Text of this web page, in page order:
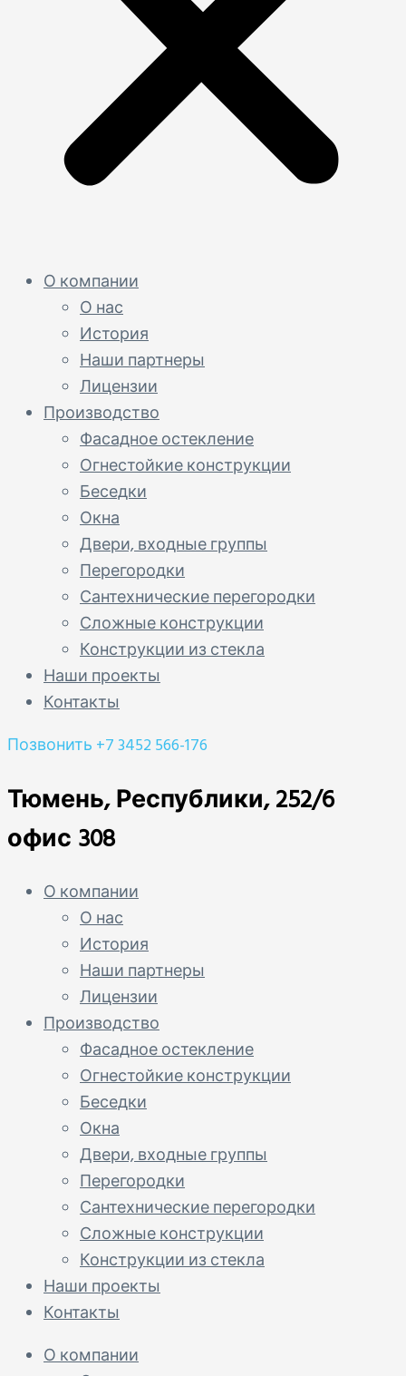
О компании
О нас
История
Наши партнеры
Лицензии
Производство
Фасадное остекление
Огнестойкие конструкции
Беседки
Окна
Двери, входные группы
Перегородки
Сантехнические перегородки
Сложные конструкции
Конструкции из стекла
Наши проекты
Контакты
Позвонить +7 3452 566-176
Тюмень, Республики, 252/6
офис 308
О компании
О нас
История
Наши партнеры
Лицензии
Производство
Фасадное остекление
Огнестойкие конструкции
Беседки
Окна
Двери, входные группы
Перегородки
Сантехнические перегородки
Сложные конструкции
Конструкции из стекла
Наши проекты
Контакты
О компании